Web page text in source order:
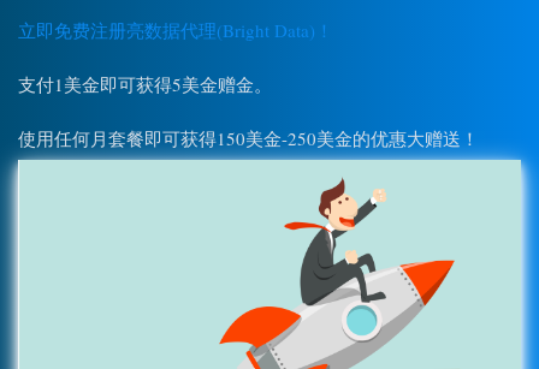
立即免费注册亮数据代理(Bright Data)！
支付1美金即可获得5美金赠金。
使用任何月套餐即可获得150美金-250美金的优惠大赠送！